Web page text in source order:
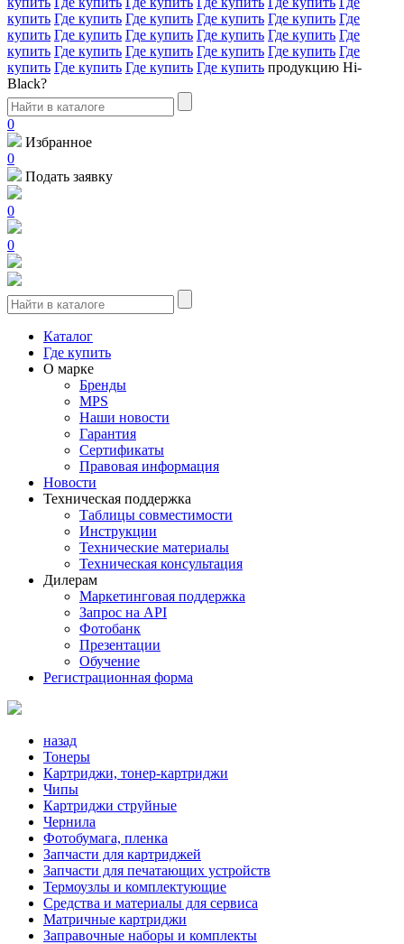
купить Где купить Где купить Где купить Где купить Где
купить Где купить Где купить Где купить Где купить Где
купить Где купить Где купить Где купить Где купить Где
купить Где купить Где купить Где купить продукцию Hi-
Black?
0
Избранное
0
Подать заявку
0
0
Каталог
Где купить
О марке
Бренды
MPS
Наши новости
Гарантия
Сертификаты
Правовая информация
Новости
Техническая поддержка
Таблицы совместимости
Инструкции
Технические материалы
Техническая консультация
Дилерам
Маркетинговая поддержка
Запрос на API
Фотобанк
Презентации
Обучение
Регистрационная форма
назад
Тонеры
Картриджи, тонер-картриджи
Чипы
Картриджи струйные
Чернила
Фотобумага, пленка
Запчасти для картриджей
Запчасти для печатающих устройств
Термоузлы и комплектующие
Средства и материалы для сервиса
Матричные картриджи
Заправочные наборы и комплекты